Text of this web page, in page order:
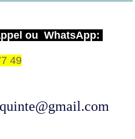
ou WhatsApp:
49